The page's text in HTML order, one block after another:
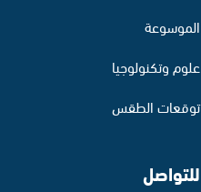
الموسوعة
علوم وتكنولوجيا
توقعات الطقس
للتواصل